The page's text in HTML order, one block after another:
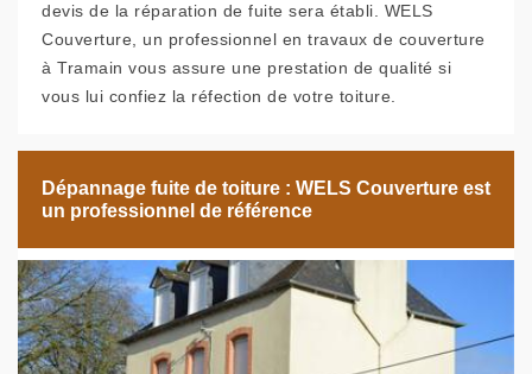
devis de la réparation de fuite sera établi. WELS
Couverture, un professionnel en travaux de couverture
à Tramain vous assure une prestation de qualité si
vous lui confiez la réfection de votre toiture.
Dépannage fuite de toiture : WELS Couverture est
un professionnel de référence